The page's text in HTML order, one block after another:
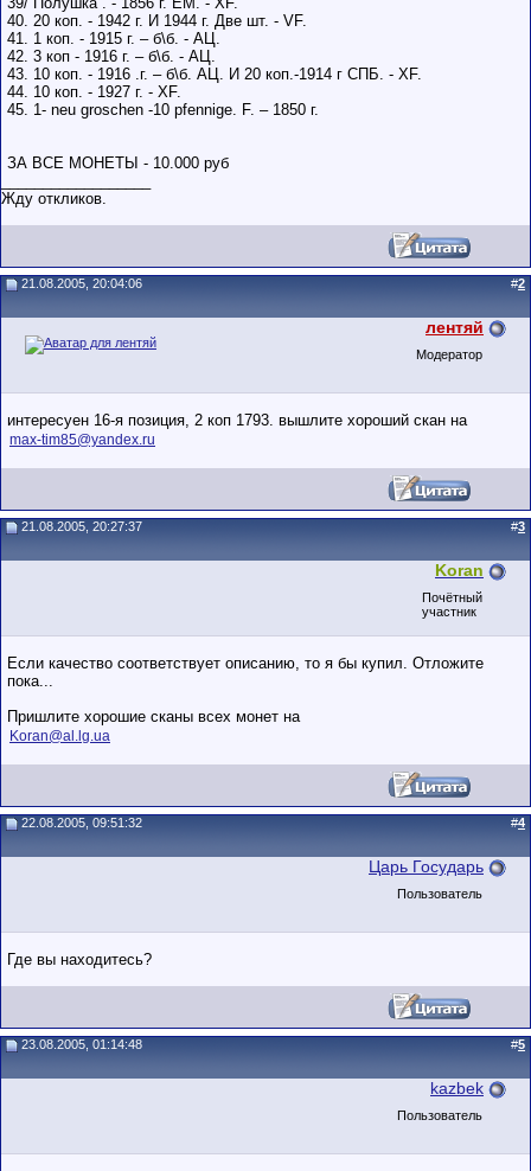
40. 20 коп. - 1942 г. И 1944 г. Две шт. - VF.
41. 1 коп. - 1915 г. – б\б. - АЦ.
42. 3 коп - 1916 г. – б\б. - АЦ.
43. 10 коп. - 1916 .г. – б\б. АЦ. И 20 коп.-1914 г СПБ. - XF.
44. 10 коп. - 1927 г. - XF.
45. 1- neu groschen -10 pfennige. F. – 1850 г.
ЗА ВСЕ МОНЕТЫ - 10.000 руб
Жду откликов.
21.08.2005, 20:04:06 #2
лентяй
Модератор
интересуен 16-я позиция, 2 коп 1793. вышлите хороший скан на
max-tim85@yandex.ru
21.08.2005, 20:27:37 #3
Koran
Почётный
участник
Если качество соответствует описанию, то я бы купил. Отложите
пока...
Пришлите хорошие сканы всех монет на
Koran@al.lg.ua
22.08.2005, 09:51:32 #4
Царь Государь
Пользователь
Где вы находитесь?
23.08.2005, 01:14:48 #5
kazbek
Пользователь